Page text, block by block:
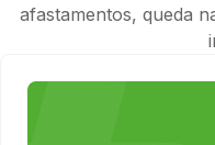
afastamentos, queda